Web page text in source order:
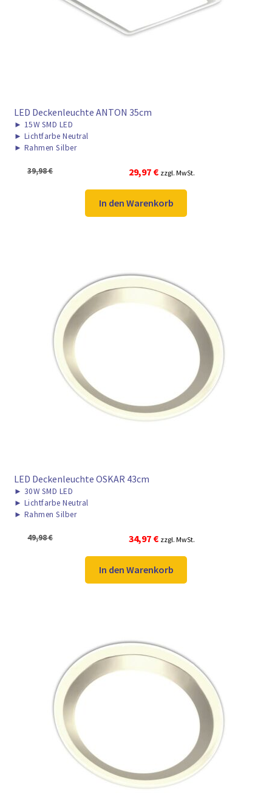
► ZAHLARTEN
► VERSANDARTEN
LED Deckenleuchte ANTON 35cm
► 15W SMD LED
► Lichtfarbe Neutral
► Rahmen Silber
39,98€
Ursprünglicher
Preis
war:
39,98 €
29,97 €Aktueller
Preis
ist:
29,97 €.
zzgl. MwSt.
In den Warenkorb
LED Deckenleuchte OSKAR 43cm
► 30W SMD LED
► Lichtfarbe Neutral
► Rahmen Silber
49,98€
Ursprünglicher
Preis
war:
49,98 €
34,97 €Aktueller
Preis
ist:
34,97 €.
zzgl. MwSt.
In den Warenkorb